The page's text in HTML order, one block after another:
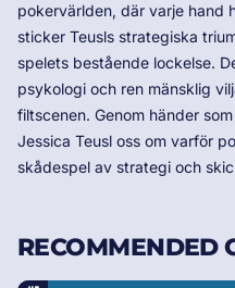
pokervärlden, där varje hand
sticker Teusls strategiska
spelets bestående lockelse.
psykologi och ren mänsklig
filtscenen. Genom händer
Jessica Teusl oss om varför
skådespel av strategi och
RECOMMENDED